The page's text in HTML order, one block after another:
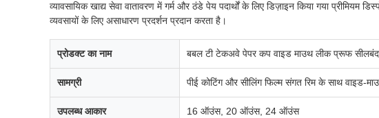
व्यावसायिक खाद्य सेवा वातावरण में गर्म और ठंडे पेय पदार्थों के लिए डिज़ाइन किया गया
व्यवसायों के लिए असाधारण प्रदर्शन प्रदान करता है।
प्रोडक्ट का नाम बबल टी टेकअवे पेपर कप वाइड माउथ लीक प्रूफ
सामग्री पीई कोटिंग और सीलिंग फिल्म संगत रिम के साथ वाइड-
उपलब्ध आकार 16 ऑउंस, 20 ऑउंस, 24 ऑउंस